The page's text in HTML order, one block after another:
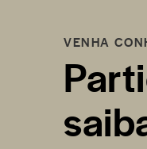
VENHA